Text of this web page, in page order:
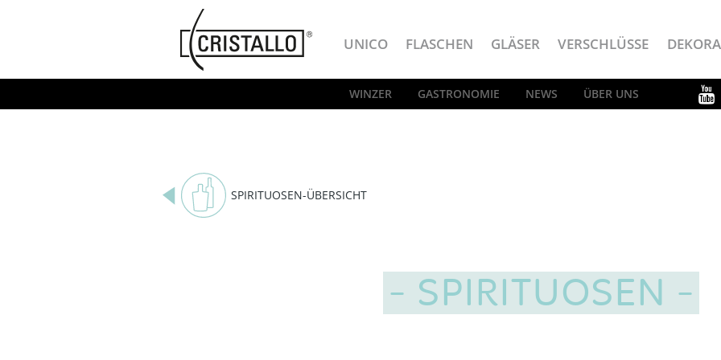
Cristallo
UNICO FLASCHEN GLÄSER VERSCHLÜSSE
WINZER GASTRONOMIE NEWS ÜBER UNS
SPIRITUOSEN-ÜBERSICHT
SPIRITUOSEN